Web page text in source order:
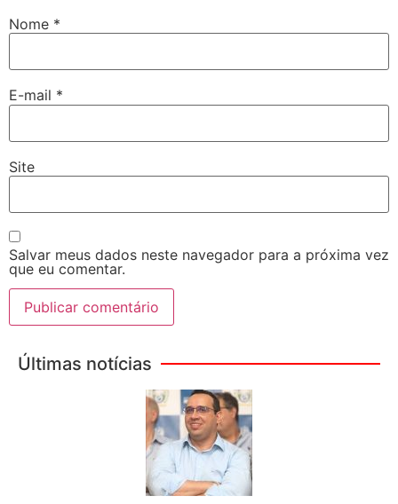
Nome *
E-mail *
Site
Salvar meus dados neste navegador para a próxima vez
que eu comentar.
Últimas notícias